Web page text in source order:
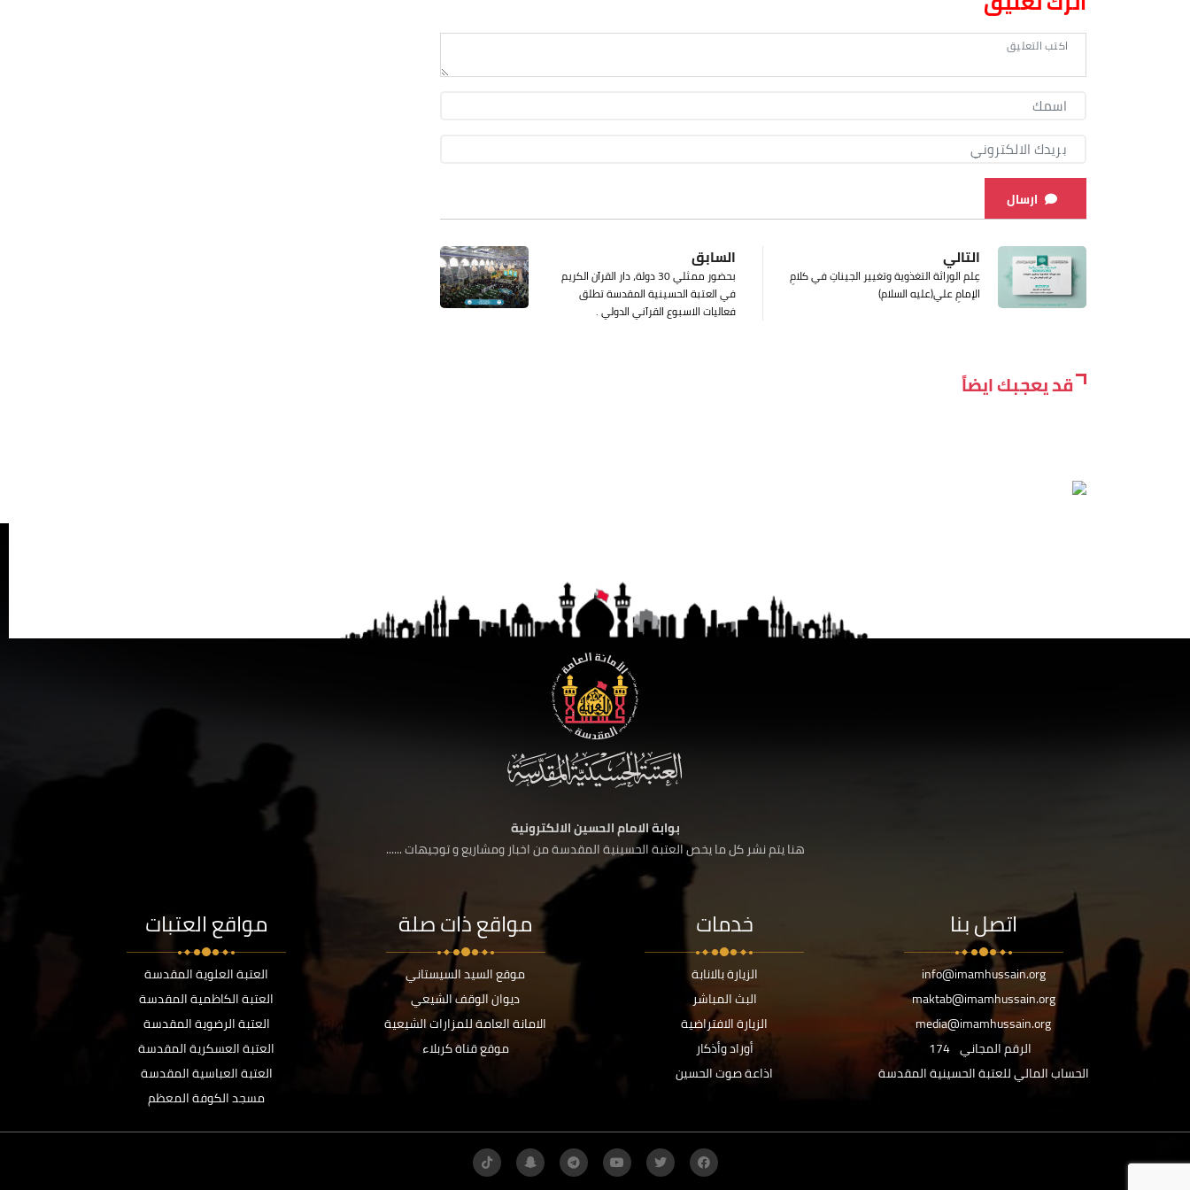
ارسال
السابق
بحضور ممثلي 30 دولة، دار القرآن الكريم
في العتبة الحسينية المقدسة تطلق
فعاليات الاسبوع القرآني الدولي .
التالي
عِلم الوراثة التغذوية وتغيير الجيناتِ في كلامِ
الإمامِ علي(عليه السلام)
قد يعجبك ايضاً
بوابة الامام الحسين الالكترونية
هنا يتم نشر كل ما يخص العتبة الحسينية المقدسة من اخبار ومشاريع و توجيهات ......
اتصل بنا
info@imamhussain.org
maktab@imamhussain.org
media@imamhussain.org
الرقم المجاني 174
الحساب المالي للعتبة الحسينية المقدسة
خدمات
الزيارة بالانابة
البث المباشر
الزيارة الافتراضية
أوراد وأذكار
اذاعة صوت الحسين
مواقع ذات صلة
موقع السيد السيستاني
ديوان الوقف الشيعي
الامانة العامة للمزارات الشيعية
موقع قناة كربلاء
مواقع العتبات
العتبة العلوية المقدسة
العتبة الكاظمية المقدسة
العتبة الرضوية المقدسة
العتبة العسكرية المقدسة
العتبة العباسية المقدسة
مسجد الكوفة المعظم